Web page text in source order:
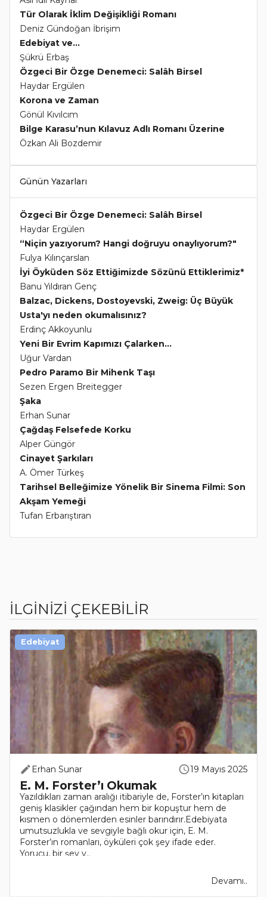
Tür Olarak İklim Değişikliği Romanı
Deniz Gündoğan İbrişim
Edebiyat ve...
Şükrü Erbaş
Özgeci Bir Özge Denemeci: Salâh Birsel
Haydar Ergülen
Korona ve Zaman
Gönül Kıvılcım
Bilge Karasu’nun Kılavuz Adlı Romanı Üzerine
Özkan Ali Bozdemir
Günün Yazarları
Özgeci Bir Özge Denemeci: Salâh Birsel
Haydar Ergülen
“Niçin yazıyorum? Hangi doğruyu onaylıyorum?"
Fulya Kılınçarslan
İyi Öyküden Söz Ettiğimizde Sözünü Ettiklerimiz*
Banu Yıldıran Genç
Balzac, Dickens, Dostoyevski, Zweig: Üç Büyük
Usta'yı neden okumalısınız?
Erdinç Akkoyunlu
Yeni Bir Evrim Kapımızı Çalarken...
Uğur Vardan
Pedro Paramo Bir Mihenk Taşı
Sezen Ergen Breitegger
Şaka
Erhan Sunar
Çağdaş Felsefede Korku
Alper Güngör
Cinayet Şarkıları
A. Ömer Türkeş
Tarihsel Belleğimize Yönelik Bir Sinema Filmi: Son
Akşam Yemeği
Tufan Erbarıştıran
İLGİNİZİ ÇEKEBİLİR
Erhan Sunar 19 Mayıs 2025
E. M. Forster’ı Okumak
Yazıldıkları zaman aralığı itibariyle de, Forster’ın kitapları
geniş klasikler çağından hem bir kopuştur hem de
kısmen o dönemlerden esinler barındırır.Edebiyata
umutsuzlukla ve sevgiyle bağlı okur için, E. M.
Forster’ın romanları, öyküleri çok şey ifade eder.
Yorucu, bir şey v..
Devamı..
Edebiyat